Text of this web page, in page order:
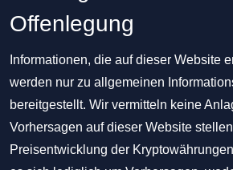
Offenlegung
Informationen, die auf dieser Website
werden nur zu allgemeinen
bereitgestellt. Wir vermitteln keine
Vorhersagen auf dieser Website
Preisentwicklung der